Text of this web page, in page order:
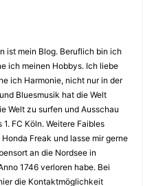
ist mein Blog. Beruflich bin ich
ich meinen Hobbys. Ich liebe
ich Harmonie, nicht nur in der
Bluesmusik hat die Welt
Welt zu surfen und Ausschau
FC Köln. Weitere Faibles
Freak und lasse mir gerne
an die Nordsee in
1746 verloren habe. Bei
die Kontaktmöglichkeit